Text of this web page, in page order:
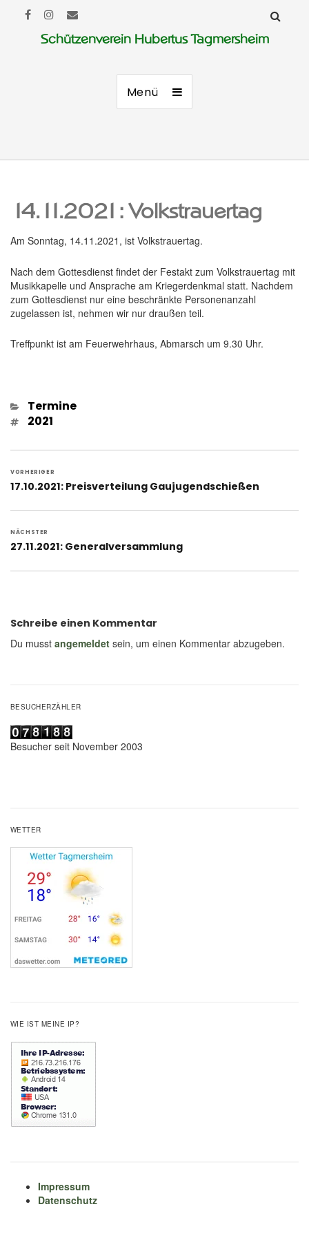
Schützenverein Hubertus Tagmersheim
Menü
14.11.2021: Volkstrauertag
Am Sonntag, 14.11.2021, ist Volkstrauertag.
Nach dem Gottesdienst findet der Festakt zum Volkstrauertag mit
Musikkapelle und Ansprache am Kriegerdenkmal statt. Nachdem
zum Gottesdienst nur eine beschränkte Personenanzahl
zugelassen ist, nehmen wir nur draußen teil.
Treffpunkt ist am Feuerwehrhaus, Abmarsch um 9.30 Uhr.
Kategorien
Termine
Schlagwörter
2021
VORHERIGER
Vorheriger
17.10.2021: Preisverteilung Gaujugendschießen
NÄCHSTER
Nächster
27.11.2021: Generalversammlung
Schreibe einen Kommentar
Du musst angemeldet sein, um einen Kommentar abzugeben.
BESUCHERZÄHLER
Besucher seit November 2003
WETTER
WIE IST MEINE IP?
Impressum
Datenschutz